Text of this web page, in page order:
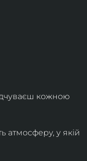
кожною
атмосферу, у якій